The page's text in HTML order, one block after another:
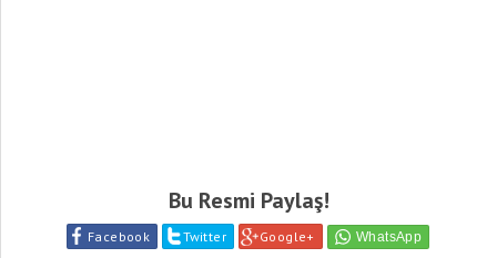
Bu Resmi Paylaş!
Facebook Twitter Google+